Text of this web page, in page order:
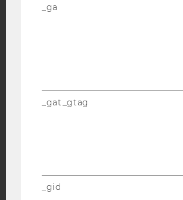
DATENSCHUTZERKLÄRUNG
STUDIENBEWERBER*INNEN UND
COOKIE
_ga
_gat_gtag
_gid